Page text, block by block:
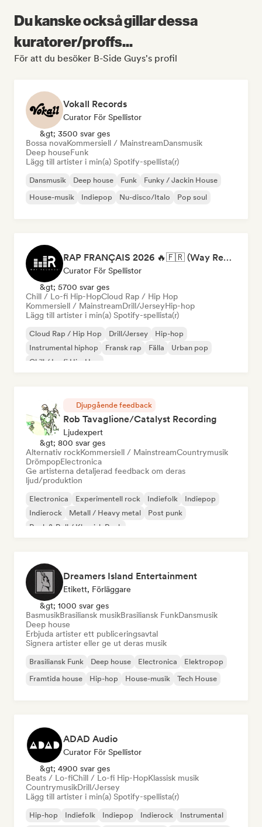
Du kanske också gillar dessa
kuratorer/proffs...
För att du besöker B-Side Guys's profil
Vokall Records
Curator För Spellistor
&gt; 3500 svar ges
Bossa novaKommersiell / MainstreamDansmusik
Deep houseFunk
Lägg till artister i min(a) Spotify-spellista(r)
Dansmusik Deep house Funk
Funky / Jackin House
House-musik
Indiepop Nu-disco/Italo Pop soul
RAP FRANÇAIS 2026 🔥🇫🇷 (Way Records)
Curator För Spellistor
&gt; 5700 svar ges
Chill / Lo-fi Hip-HopCloud Rap / Hip Hop
Kommersiell / MainstreamDrill/JerseyHip-hop
Lägg till artister i min(a) Spotify-spellista(r)
Cloud Rap / Hip Hop Drill/Jersey
Hip-hop
Instrumental hiphop
Fransk rap Fälla
Urban pop
Chill / Lo-fi Hip-Hop
Djupgående feedback
Rob Tavaglione/Catalyst Recording
Ljudexpert
&gt; 800 svar ges
Alternativ rockKommersiell / MainstreamCountrymusik
DrömpopElectronica
Ge artisterna detaljerad feedback om deras
ljud/produktion
Electronica Experimentell rock Indiefolk
Indiepop
Indierock
Metall / Heavy metal
Post punk
Rock & Roll / Klassisk Rock
Dreamers Island Entertainment
Etikett, Förläggare
&gt; 1000 svar ges
BasmusikBrasiliansk musikBrasiliansk FunkDansmusik
Deep house
Erbjuda artister ett publiceringsavtal
Signera artister eller ge ut deras musik
Brasiliansk Funk Deep house Electronica
Elektropop
Framtida house
Hip-hop House-musik Tech House
ADAD Audio
Curator För Spellistor
&gt; 4900 svar ges
Beats / Lo-fiChill / Lo-fi Hip-HopKlassisk musik
CountrymusikDrill/Jersey
Lägg till artister i min(a) Spotify-spellista(r)
Hip-hop Indiefolk Indiepop Indierock
Instrumental